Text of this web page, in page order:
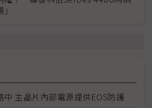
中 主晶片內部電源提供EOS防護